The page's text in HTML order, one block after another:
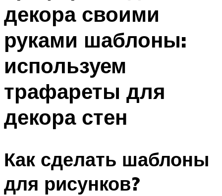
Меню
декора своими
руками шаблоны:
используем
трафареты для
декора стен
Как сделать шаблоны
для рисунков?